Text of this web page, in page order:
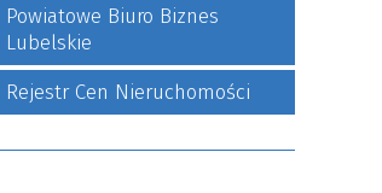
Powiatowe Biuro Biznes
Lubelskie
Rejestr Cen Nieruchomości